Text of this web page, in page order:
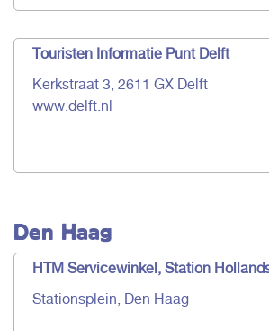
Touristen Informatie Punt Delft
Kerkstraat 3, 2611 GX Delft
www.delft.nl
Den Haag
HTM Servicewinkel, Station
Stationsplein, Den Haag